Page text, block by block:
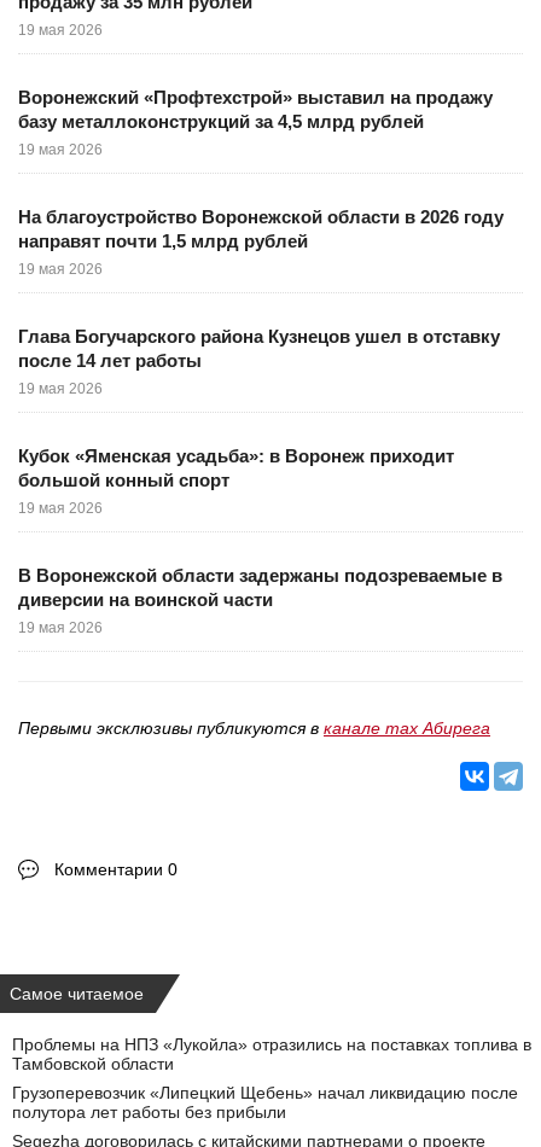
19 мая 2026
Воронежский «Профтехстрой» выставил на продажу
базу металлоконструкций за 4,5 млрд рублей
19 мая 2026
На благоустройство Воронежской области в 2026 году
направят почти 1,5 млрд рублей
19 мая 2026
Глава Богучарского района Кузнецов ушел в отставку
после 14 лет работы
19 мая 2026
Кубок «Яменская усадьба»: в Воронеж приходит
большой конный спорт
19 мая 2026
В Воронежской области задержаны подозреваемые в
диверсии на воинской части
19 мая 2026
Первыми эксклюзивы публикуются в канале max Абирега
Комментарии 0
Самое читаемое
Проблемы на НПЗ «Лукойла» отразились на поставках топлива в
Тамбовской области
Грузоперевозчик «Липецкий Щебень» начал ликвидацию после
полутора лет работы без прибыли
Segezha договорилась с китайскими партнерами о проекте